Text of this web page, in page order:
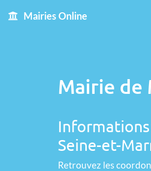
Mairies Online
Mairie de
Seine-et-
Retrouvez les